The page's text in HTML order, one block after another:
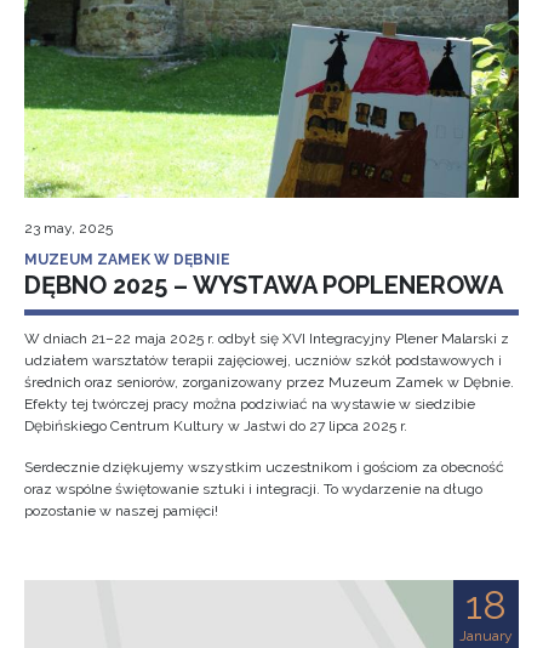
23 may, 2025
MUZEUM ZAMEK W DĘBNIE
DĘBNO 2025 – WYSTAWA POPLENEROWA
W dniach 21–22 maja 2025 r. odbył się XVI Integracyjny Plener Malarski z
udziałem warsztatów terapii zajęciowej, uczniów szkół podstawowych i
średnich oraz seniorów, zorganizowany przez Muzeum Zamek w Dębnie.
Efekty tej twórczej pracy można podziwiać na wystawie w siedzibie
Dębińskiego Centrum Kultury w Jastwi do 27 lipca 2025 r.
Serdecznie dziękujemy wszystkim uczestnikom i gościom za obecność
oraz wspólne świętowanie sztuki i integracji. To wydarzenie na długo
pozostanie w naszej pamięci!
18
January